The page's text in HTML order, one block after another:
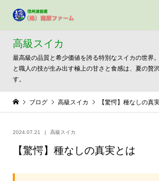
高級スイカ
最高級の品質と希少価値を誇る特別なスイカの世界
と職人の技が生み出す極上の甘さと食感は、夏の贅
す。
ブログ 高級スイカ 【驚愕】種なしの真
2024.07.21 高級スイカ
【驚愕】種なしの真実とは